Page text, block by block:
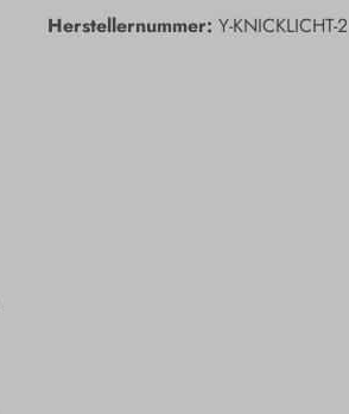
Herstellernummer:Y-KNICKLICHT-2